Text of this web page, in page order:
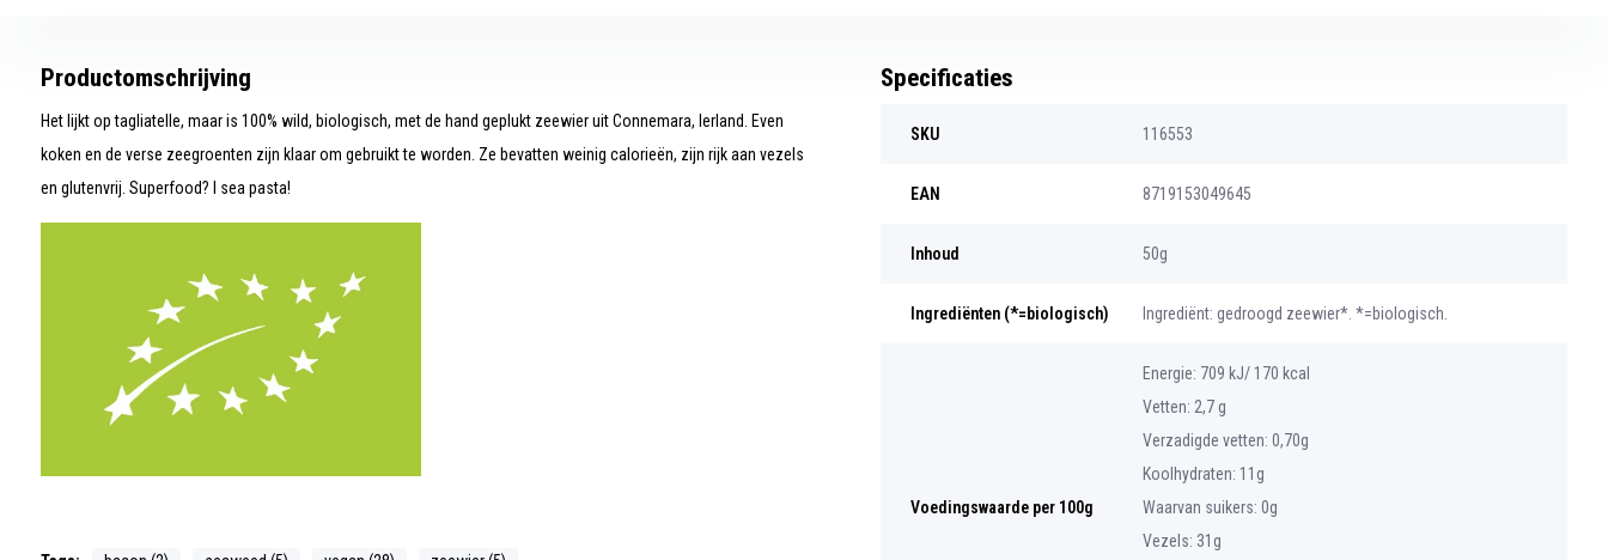
Productomschrijving
Het lijkt op tagliatelle, maar is 100% wild, biologisch, met de hand geplukt zeewier uit Connemara, Ierland. Even
koken en de verse zeegroenten zijn klaar om gebruikt te worden. Ze bevatten weinig calorieën, zijn rijk aan vezels
en glutenvrij. Superfood? I sea pasta!
Specificaties
SKU 116553
EAN 8719153049645
Inhoud 50g
Ingrediënten (*=biologisch) Ingrediënt: gedroogd zeewier*. *=biologisch.
Voedingswaarde per 100g
Energie: 709 kJ/ 170 kcal
Vetten: 2,7 g
Verzadigde vetten: 0,70g
Koolhydraten: 11g
Waarvan suikers: 0g
Vezels: 31g